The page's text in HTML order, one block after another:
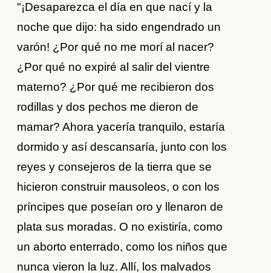
"¡Desaparezca el día en que nací y la
noche que dijo: ha sido engendrado un
varón! ¿Por qué no me morí al nacer?
¿Por qué no expiré al salir del vientre
materno? ¿Por qué me recibieron dos
rodillas y dos pechos me dieron de
mamar? Ahora yacería tranquilo, estaría
dormido y así descansaría, junto con los
reyes y consejeros de la tierra que se
hicieron construir mausoleos, o con los
príncipes que poseían oro y llenaron de
plata sus moradas. O no existiría, como
un aborto enterrado, como los niños que
nunca vieron la luz. Allí, los malvados